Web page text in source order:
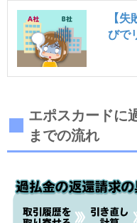
【
びで
エポスカードに
までの流れ